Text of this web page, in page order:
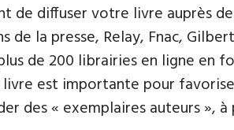
de diffuser votre livre auprès
de la presse, Relay, Fnac,
de 200 librairies en ligne en
est importante pour
des « exemplaires auteurs